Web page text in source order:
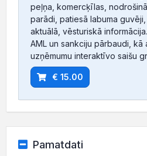
peļņa, komercķīlas,
parādi, patiesā labuma
aktuālā, vēsturiskā
AML un sankciju pārbaudi, kā
uzņēmumu interaktīvo saišu
€ 15.00
Pamatdati